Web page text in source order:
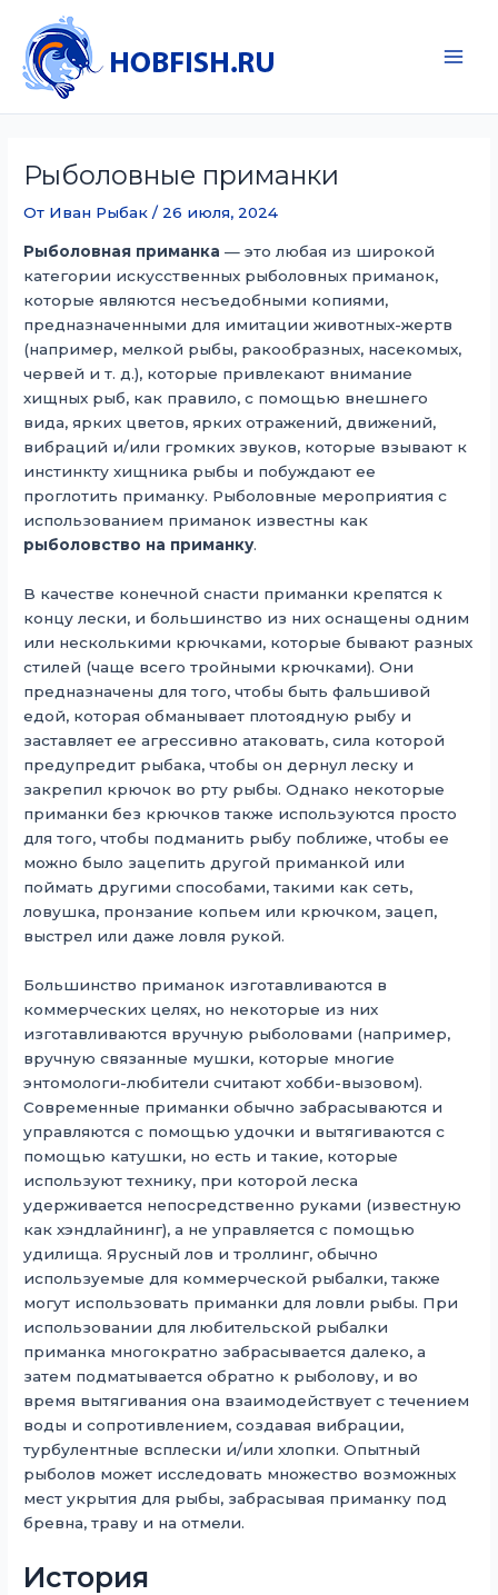
содержимому
Рыболовные приманки
От Иван Рыбак/ 26 июля, 2024
Рыболовная приманка — это любая из широкой
категории искусственных рыболовных приманок,
которые являются несъедобными копиями,
предназначенными для имитации животных-жертв
(например, мелкой рыбы, ракообразных, насекомых,
червей и т. д.), которые привлекают внимание
хищных рыб, как правило, с помощью внешнего
вида, ярких цветов, ярких отражений, движений,
вибраций и/или громких звуков, которые взывают к
инстинкту хищника рыбы и побуждают ее
проглотить приманку. Рыболовные мероприятия с
использованием приманок известны как
рыболовство на приманку.
В качестве конечной снасти приманки крепятся к
концу лески, и большинство из них оснащены одним
или несколькими крючками, которые бывают разных
стилей (чаще всего тройными крючками). Они
предназначены для того, чтобы быть фальшивой
едой, которая обманывает плотоядную рыбу и
заставляет ее агрессивно атаковать, сила которой
предупредит рыбака, чтобы он дернул леску и
закрепил крючок во рту рыбы. Однако некоторые
приманки без крючков также используются просто
для того, чтобы подманить рыбу поближе, чтобы ее
можно было зацепить другой приманкой или
поймать другими способами, такими как сеть,
ловушка, пронзание копьем или крючком, зацеп,
выстрел или даже ловля рукой.
Большинство приманок изготавливаются в
коммерческих целях, но некоторые из них
изготавливаются вручную рыболовами (например,
вручную связанные мушки, которые многие
энтомологи-любители считают хобби-вызовом).
Современные приманки обычно забрасываются и
управляются с помощью удочки и вытягиваются с
помощью катушки, но есть и такие, которые
используют технику, при которой леска
удерживается непосредственно руками (известную
как хэндлайнинг), а не управляется с помощью
удилища. Ярусный лов и троллинг, обычно
используемые для коммерческой рыбалки, также
могут использовать приманки для ловли рыбы. При
использовании для любительской рыбалки
приманка многократно забрасывается далеко, а
затем подматывается обратно к рыболову, и во
время вытягивания она взаимодействует с течением
воды и сопротивлением, создавая вибрации,
турбулентные всплески и/или хлопки. Опытный
рыболов может исследовать множество возможных
мест укрытия для рыбы, забрасывая приманку под
бревна, траву и на отмели.
История